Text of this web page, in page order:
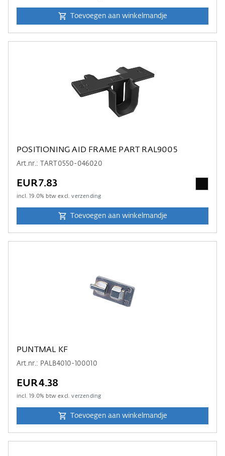
Toevoegen aan winkelmandje
POSITIONING AID FRAME PART RAL9005
Art.nr.: TART0550-046020
EUR7.83
incl.19.0% btw excl.verzending
Toevoegen aan winkelmandje
PUNTMAL KF
Art.nr.: PALB4010-100010
EUR4.38
incl.19.0% btw excl.verzending
Toevoegen aan winkelmandje